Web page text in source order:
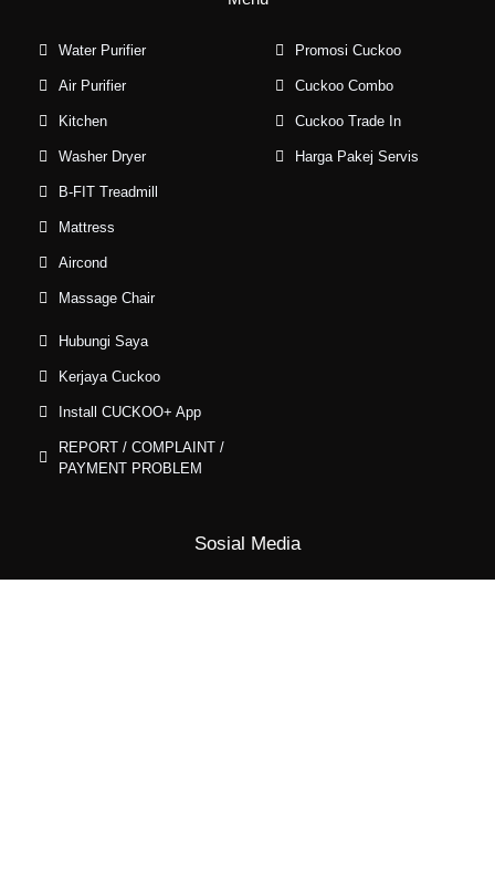
Water Purifier
Air Purifier
Kitchen
Washer Dryer
B-FIT Treadmill
Mattress
Aircond
Massage Chair
Promosi Cuckoo
Cuckoo Combo
Cuckoo Trade In
Harga Pakej Servis
Hubungi Saya
Kerjaya Cuckoo
Install CUCKOO+ App
REPORT / COMPLAINT /
PAYMENT PROBLEM
Sosial Media